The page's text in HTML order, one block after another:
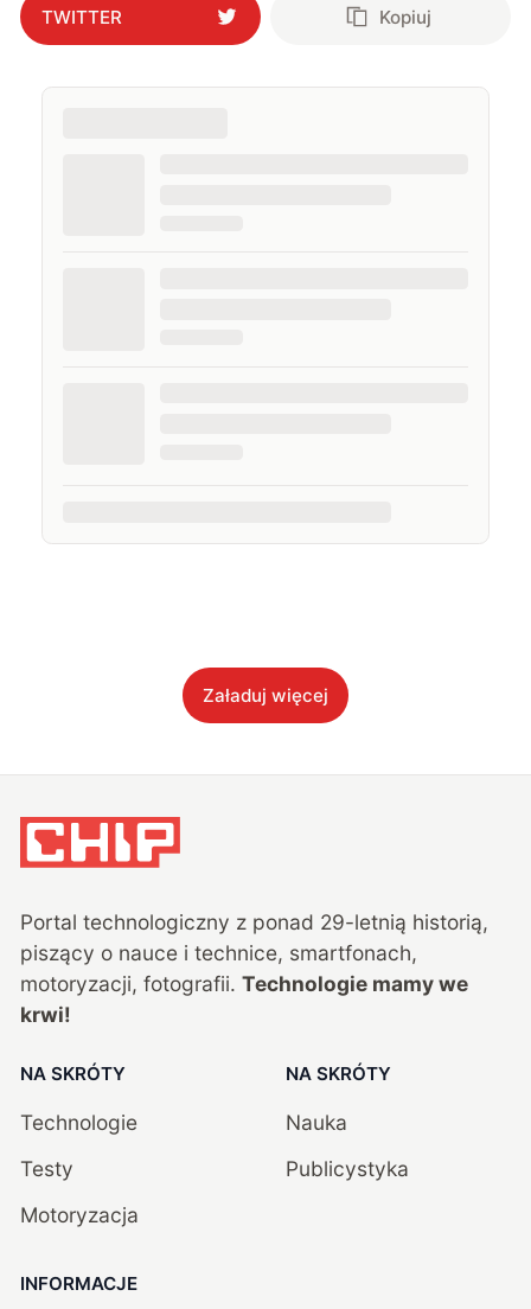
TWITTER Kopiuj
Załaduj więcej
Portal technologiczny z ponad 29-letnią historią,
piszący o nauce i technice, smartfonach,
motoryzacji, fotografii. Technologie mamy we
krwi!
NA SKRÓTY
Technologie
Testy
Motoryzacja
NA SKRÓTY
Nauka
Publicystyka
INFORMACJE